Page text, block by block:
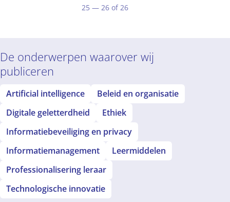
25 — 26 of 26
De onderwerpen waarover wij
publiceren
Artificial intelligence
Beleid en organisatie
Digitale geletterdheid
Ethiek
Informatiebeveiliging en privacy
Informatiemanagement
Leermiddelen
Professionalisering leraar
Technologische innovatie